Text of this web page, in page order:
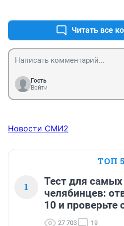
Читать все
Гость
Войти
Новости СМИ2
ТОП 5
1
Тест для
челябинцев:
10 и проверьте
27 703 19